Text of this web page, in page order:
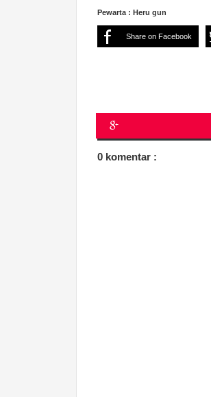
Pewarta : Heru gun
Share on Facebook
0 komentar :